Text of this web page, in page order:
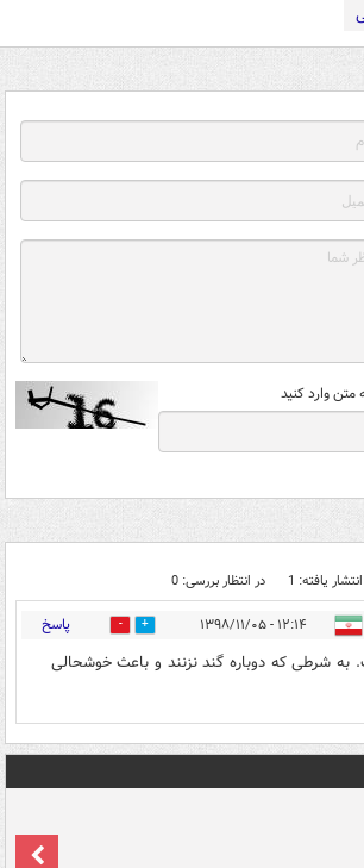
متن وارد کنید
انتشار یافته: 1 در انتظار بررسی: 0
۱۲:۱۴ - ۱۳۹۸/۱۱/۰۵ 10 پاسخ
شرطی که دوباره گند نزنند و باعث خوشحالی